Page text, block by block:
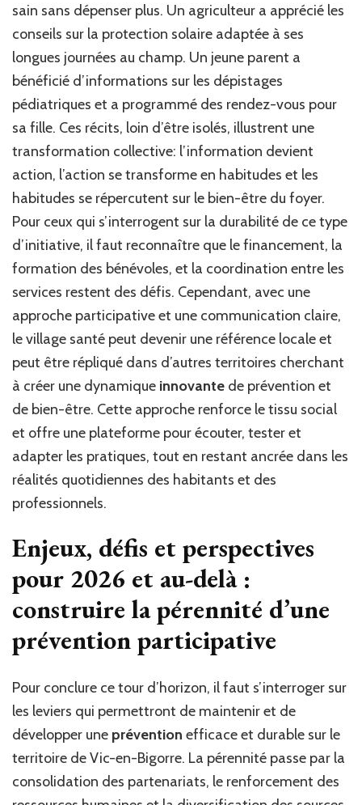
sain sans dépenser plus. Un agriculteur a apprécié les
conseils sur la protection solaire adaptée à ses
longues journées au champ. Un jeune parent a
bénéficié d’informations sur les dépistages
pédiatriques et a programmé des rendez-vous pour
sa fille. Ces récits, loin d’être isolés, illustrent une
transformation collective: l’information devient
action, l’action se transforme en habitudes et les
habitudes se répercutent sur le bien-être du foyer.
Pour ceux qui s’interrogent sur la durabilité de ce type
d’initiative, il faut reconnaître que le financement, la
formation des bénévoles, et la coordination entre les
services restent des défis. Cependant, avec une
approche participative et une communication claire,
le village santé peut devenir une référence locale et
peut être répliqué dans d’autres territoires cherchant
à créer une dynamique innovante de prévention et
de bien-être. Cette approche renforce le tissu social
et offre une plateforme pour écouter, tester et
adapter les pratiques, tout en restant ancrée dans les
réalités quotidiennes des habitants et des
professionnels.
Enjeux, défis et perspectives
pour 2026 et au-delà :
construire la pérennité d’une
prévention participative
Pour conclure ce tour d’horizon, il faut s’interroger sur
les leviers qui permettront de maintenir et de
développer une prévention efficace et durable sur le
territoire de Vic-en-Bigorre. La pérennité passe par la
consolidation des partenariats, le renforcement des